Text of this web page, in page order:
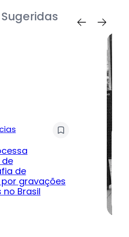
Sugeridas
de
gravações
no Brasil